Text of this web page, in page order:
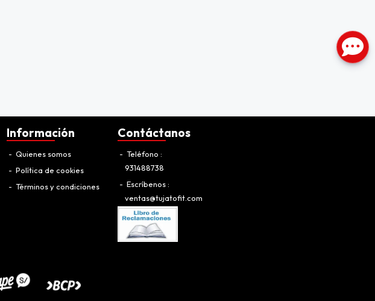
Información
Quienes somos
Política de cookies
Términos y condiciones
Contáctanos
Teléfono
931488738
Escríbenos
ventas@tujatofit.com